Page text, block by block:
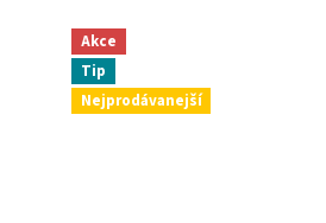
Akce
Tip
Nejprodávanejší